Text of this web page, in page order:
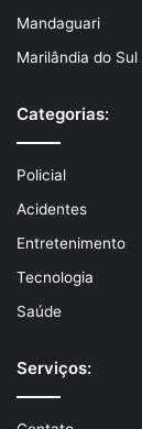
Mandaguari
Marilândia do Sul
Categorias:
Policial
Acidentes
Entretenimento
Tecnologia
Saúde
Serviços: